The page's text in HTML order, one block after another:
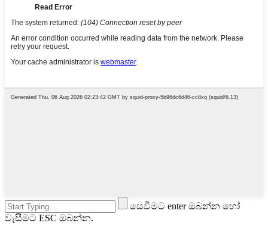
සෙවීමට enter ඔබන්න හෝ
වැසීමට ESC ඔබන්න.